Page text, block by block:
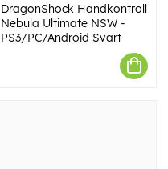
DragonShock Handkontroll
Nebula Ultimate NSW -
PS3/PC/Android Svart